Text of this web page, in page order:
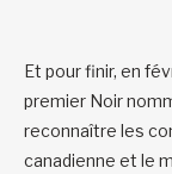
Et pour finir, en
premier Noir
reconnaître les
canadienne et le